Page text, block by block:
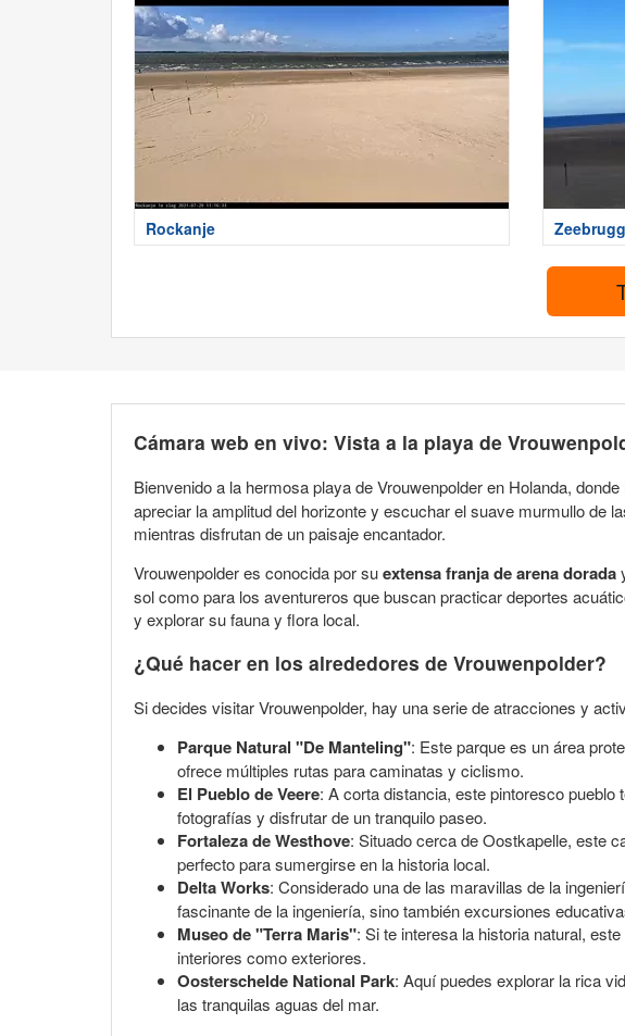
Rockanje
Cámara web en vivo: Vista a la playa de
Bienvenido a la hermosa playa de Vrouwenpolder en Holanda,
apreciar la amplitud del horizonte y escuchar el suave murmullo de
mientras disfrutan de un paisaje encantador.
Vrouwenpolder es conocida por suextensa franja de arena dorada
sol como para los aventureros que buscan practicar deportes
y explorar su fauna y flora local.
¿Qué hacer en los alrededores de Vrouwenpolder?
Si decides visitar Vrouwenpolder, hay una serie de atracciones y
Parque Natural "De Manteling": Este parque es un área
ofrece múltiples rutas para caminatas y ciclismo.
El Pueblo de Veere: A corta distancia, este pintoresco
fotografías y disfrutar de un tranquilo paseo.
Fortaleza de Westhove: Situado cerca de Oostkapelle, este
perfecto para sumergirse en la historia local.
Delta Works: Considerado una de las maravillas de la
fascinante de la ingeniería, sino también excursiones
Museo de "Terra Maris": Si te interesa la historia natural,
interiores como exteriores.
Oosterschelde National Park: Aquí puedes explorar la rica
las tranquilas aguas del mar.